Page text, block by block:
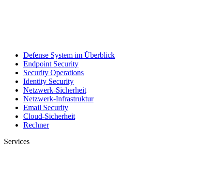
Defense System im Überblick
Endpoint Security
Security Operations
Identity Security
Netzwerk-Sicherheit
Netzwerk-Infrastruktur
Email Security
Cloud-Sicherheit
Rechner
Services